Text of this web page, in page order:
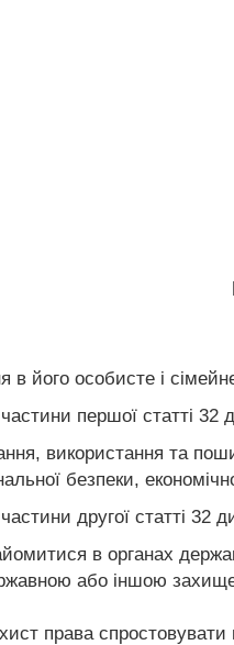
в його особисте і
першої статті
використання та
безпеки,
другої статті 32
в органах
або іншою
права